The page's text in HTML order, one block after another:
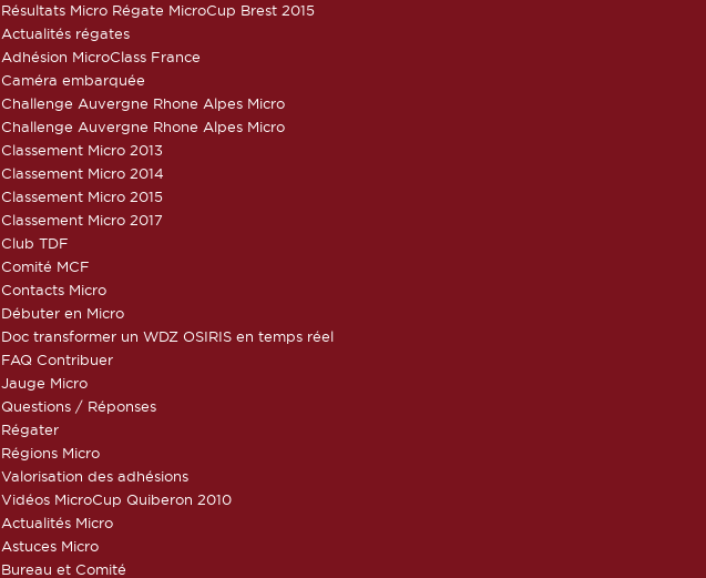
Résultats Micro Régate MicroCup Brest 2015
Actualités régates
Adhésion MicroClass France
Caméra embarquée
Challenge Auvergne Rhone Alpes Micro
Challenge Auvergne Rhone Alpes Micro
Classement Micro 2013
Classement Micro 2014
Classement Micro 2015
Classement Micro 2017
Club TDF
Comité MCF
Contacts Micro
Débuter en Micro
Doc transformer un WDZ OSIRIS en temps réel
FAQ Contribuer
Jauge Micro
Questions / Réponses
Régater
Régions Micro
Valorisation des adhésions
Vidéos MicroCup Quiberon 2010
Actualités Micro
Astuces Micro
Bureau et Comité